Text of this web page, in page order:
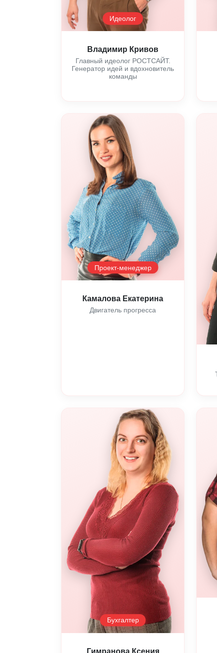
Идеолог
Владимир Кривов
Главный идеолог РОСТСАЙТ.
Генератор идей и вдохновитель
команды
Проект-менеджер
Камалова Екатерина
Двигатель прогресса
Бухгалтер
Гимранова Ксения